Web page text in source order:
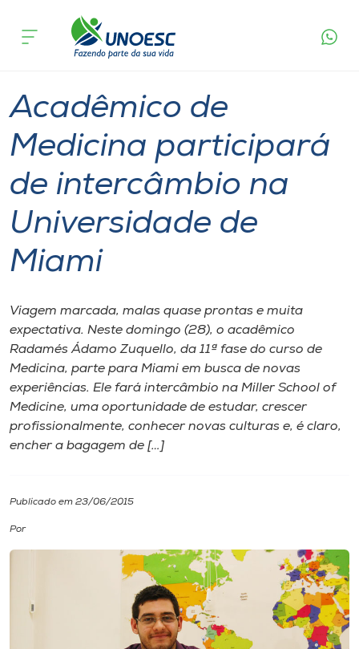
Cursos
Pesquisa
Atendimento ao Estudante
Portal de Ensino
Internacionalização
I.nova
Diplomados
acontece
Acadêmico de
Medicina participará
de intercâmbio na
Universidade de
Miami
Viagem marcada, malas quase prontas e muita
expectativa. Neste domingo (28), o acadêmico
Radamés Ádamo Zuquello, da 11ª fase do curso de
Medicina, parte para Miami em busca de novas
experiências. Ele fará intercâmbio na Miller School of
Medicine, uma oportunidade de estudar, crescer
profissionalmente, conhecer novas culturas e, é claro,
encher a bagagem de […]
Publicado em 23/06/2015
Por